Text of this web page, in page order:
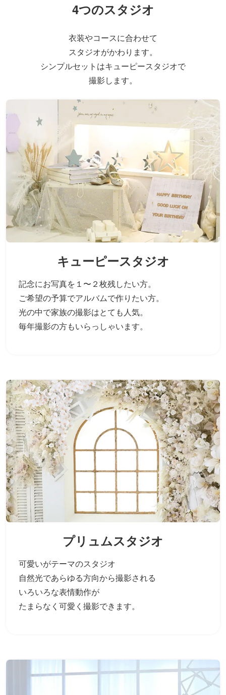
4つのスタジオ
衣装やコースに合わせて
スタジオがかわります。
シンプルセットはキューピースタジオで
撮影します。
キューピースタジオ
記念にお写真を１〜２枚残したい方。
ご希望の予算でアルバムで作りたい方。
光の中で家族の撮影はとても人気。
毎年撮影の方もいらっしゃいます。
プリュムスタジオ
可愛いがテーマのスタジオ
自然光であらゆる方向から撮影される
いろいろな表情動作が
たまらなく可愛く撮影できます。